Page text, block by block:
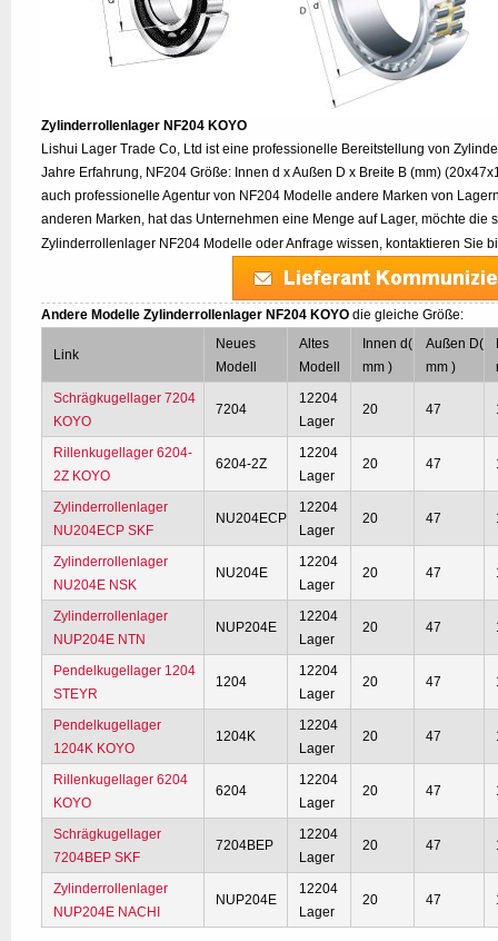
Zylinderrollenlager NF204 KOYO
Lishui Lager Trade Co, Ltd ist eine professionelle Bereitstellung von
Jahre Erfahrung, NF204 Größe: Innen d x Außen D x Breite B (mm)
auch professionelle Agentur von NF204 Modelle andere Marken von
anderen Marken, hat das Unternehmen eine Menge auf Lager, möchte die
Zylinderrollenlager NF204 Modelle oder Anfrage wissen, kontaktieren Sie
Andere Modelle Zylinderrollenlager NF204 KOYO die gleiche Größe:
Link
Neues
Modell
Altes
Modell
Innen d(
mm )
Außen D(
mm )
Schrägkugellager 7204
KOYO
7204
12204
Lager
20 47
Rillenkugellager 6204-
2Z KOYO
6204-2Z
12204
Lager
20 47
Zylinderrollenlager
NU204ECP SKF
NU204ECP
12204
Lager
20 47
Zylinderrollenlager
NU204E NSK
NU204E
12204
Lager
20 47
Zylinderrollenlager
NUP204E NTN
NUP204E
12204
Lager
20 47
Pendelkugellager 1204
STEYR
1204
12204
Lager
20 47
Pendelkugellager
1204K KOYO
1204K
12204
Lager
20 47
Rillenkugellager 6204
KOYO
6204
12204
Lager
20 47
Schrägkugellager
7204BEP SKF
7204BEP
12204
Lager
20 47
Zylinderrollenlager
NUP204E NACHI
NUP204E
12204
Lager
20 47